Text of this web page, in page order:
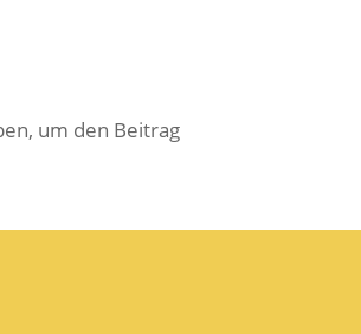
um den Beitrag